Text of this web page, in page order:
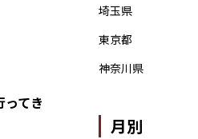
てき
埼玉県
東京都
神奈川県
月別